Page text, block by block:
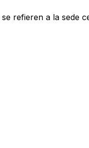
refieren a la sede